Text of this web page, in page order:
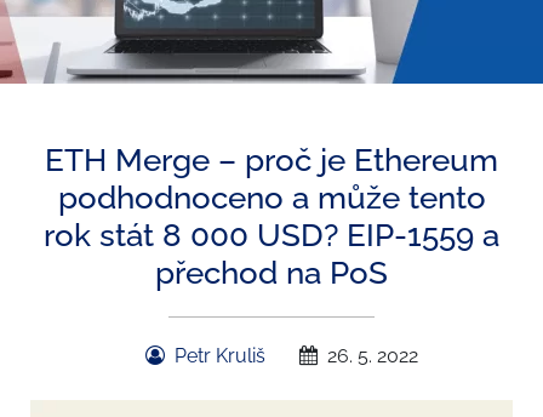
ETH Merge – proč je Ethereum
podhodnoceno a může tento
rok stát 8 000 USD? EIP-1559 a
přechod na PoS
Petr Kruliš 26. 5. 2022